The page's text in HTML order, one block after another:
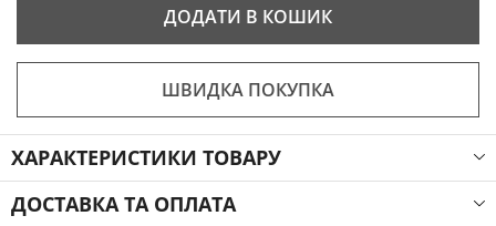
ДОДАТИ В КОШИК
ШВИДКА ПОКУПКА
ХАРАКТЕРИСТИКИ ТОВАРУ
ДОСТАВКА ТА ОПЛАТА